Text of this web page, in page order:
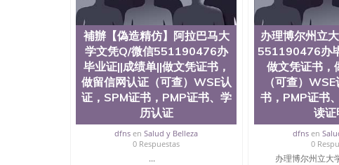
资，浓厚的多元化学术氛围，杰出的本科教育质量，
每年有来自世界各地的成百上千的海外学生前往求学
习机会和影响力的高等教育机构，并获誉为美国本
今美国大学教学排名中表现优异。其毕业生大多可
谷公司甚至在学生大三和大四的学期提供许多相应科
州立大学系统(CSU), 圣何塞州立大学都占据着加州
(Silicon Valley), 于附近的旧金山-圣何塞地区为全美
科和65个硕士学科，并有来自世界60余国的学生来此
商管理学，艺术设计，和航空学等，深受性肯定及好
不同国家的专业人士前来研究与学习。 二、办理流
公司确认到账转制作点做电子图； 4、电子图做好发
成品做好拍照或者视频确认再付余款； 7、快递给客
補辦【偽造精仿】阿拉巴马大
学文凭Q/微信551190476办
毕业证||成绩单||做文凭证书，
做留信网认证（可查）WSE认
证，SPM证书，PMP证书、学
历认证
dfns enSalud y Belleza
0 Respuestas
...
办理博尔州立
551190476办
做文凭证书，
（可查）
书，PMP证书
读证
dfnsen
0
办理博尔州立大